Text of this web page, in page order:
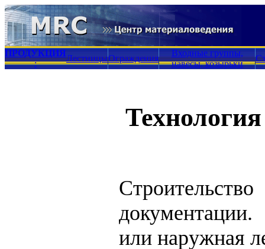
ПРОДУКЦИЯ
:
ЛестницыОграждения
Входные группы,
навесы, козырьки
или наружная